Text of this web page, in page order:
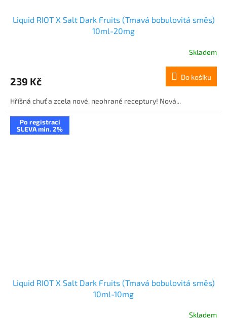
Liquid RIOT X Salt Dark Fruits (Tmavá bobulovitá směs)
10ml-20mg
Skladem
239 Kč Do košíku
Hříšná chuť a zcela nové, neohrané receptury! Nová...
Po registraci
SLEVA min. 2%
Liquid RIOT X Salt Dark Fruits (Tmavá bobulovitá směs)
10ml-10mg
Skladem